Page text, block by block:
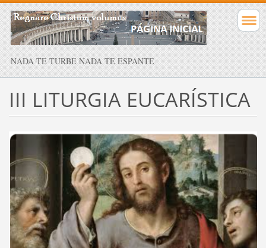
NADA TE TURBE NADA TE ESPANTE
III LITURGIA EUCARÍSTICA